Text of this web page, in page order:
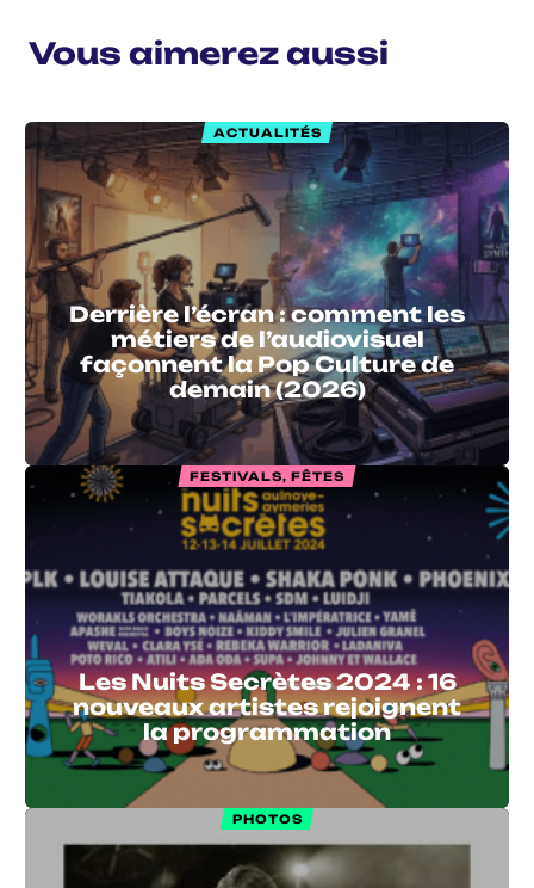
Vous aimerez aussi
ACTUALITÉS
Derrière l’écran : comment les
métiers de l’audiovisuel
façonnent la Pop Culture de
demain (2026)
FESTIVALS, FÊTES
Les Nuits Secrètes 2024 : 16
nouveaux artistes rejoignent
la programmation
PHOTOS